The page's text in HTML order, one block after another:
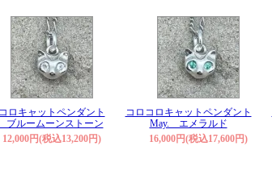
ロキャットペンダント
ブルームーンストーン
12,000円(税込13,200円)
コロコロキャットペンダント
May. エメラルド
16,000円(税込17,600円)